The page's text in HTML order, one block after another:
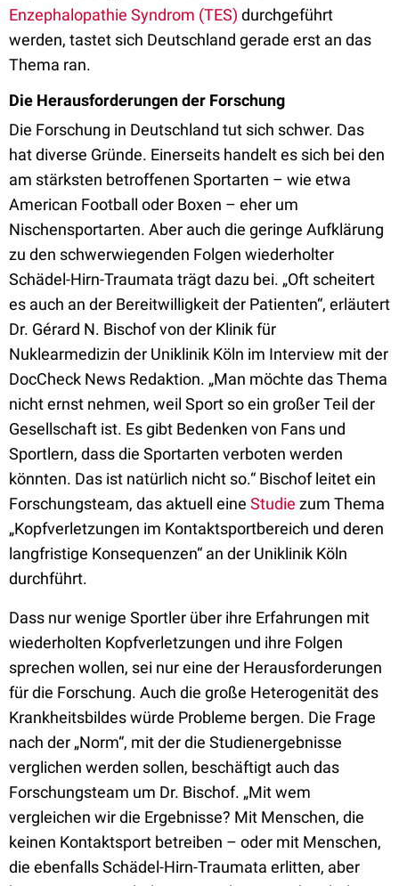
Enzephalopathie Syndrom (TES) durchgeführt
werden, tastet sich Deutschland gerade erst an das
Thema ran.
Die Herausforderungen der Forschung
Die Forschung in Deutschland tut sich schwer. Das
hat diverse Gründe. Einerseits handelt es sich bei den
am stärksten betroffenen Sportarten – wie etwa
American Football oder Boxen – eher um
Nischensportarten. Aber auch die geringe Aufklärung
zu den schwerwiegenden Folgen wiederholter
Schädel-Hirn-Traumata trägt dazu bei. „Oft scheitert
es auch an der Bereitwilligkeit der Patienten“, erläutert
Dr. Gérard N. Bischof von der Klinik für
Nuklearmedizin der Uniklinik Köln im Interview mit der
DocCheck News Redaktion. „Man möchte das Thema
nicht ernst nehmen, weil Sport so ein großer Teil der
Gesellschaft ist. Es gibt Bedenken von Fans und
Sportlern, dass die Sportarten verboten werden
könnten. Das ist natürlich nicht so.“ Bischof leitet ein
Forschungsteam, das aktuell eine Studie zum Thema
„Kopfverletzungen im Kontaktsportbereich und deren
langfristige Konsequenzen“ an der Uniklinik Köln
durchführt.
Dass nur wenige Sportler über ihre Erfahrungen mit
wiederholten Kopfverletzungen und ihre Folgen
sprechen wollen, sei nur eine der Herausforderungen
für die Forschung. Auch die große Heterogenität des
Krankheitsbildes würde Probleme bergen. Die Frage
nach der „Norm“, mit der die Studienergebnisse
verglichen werden sollen, beschäftigt auch das
Forschungsteam um Dr. Bischof. „Mit wem
vergleichen wir die Ergebnisse? Mit Menschen, die
keinen Kontaktsport betreiben – oder mit Menschen,
die ebenfalls Schädel-Hirn-Traumata erlitten, aber